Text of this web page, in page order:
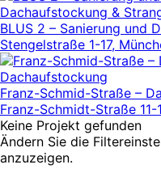
Dachaufstockung &
BLUS 2 – Sanierung und
Stengelstraße 1-17,
Dachaufstockung
Franz-Schmid-Straße –
Franz-Schmidt-Straße 11-
Keine Projekt gefunden
Ändern Sie die
anzuzeigen.